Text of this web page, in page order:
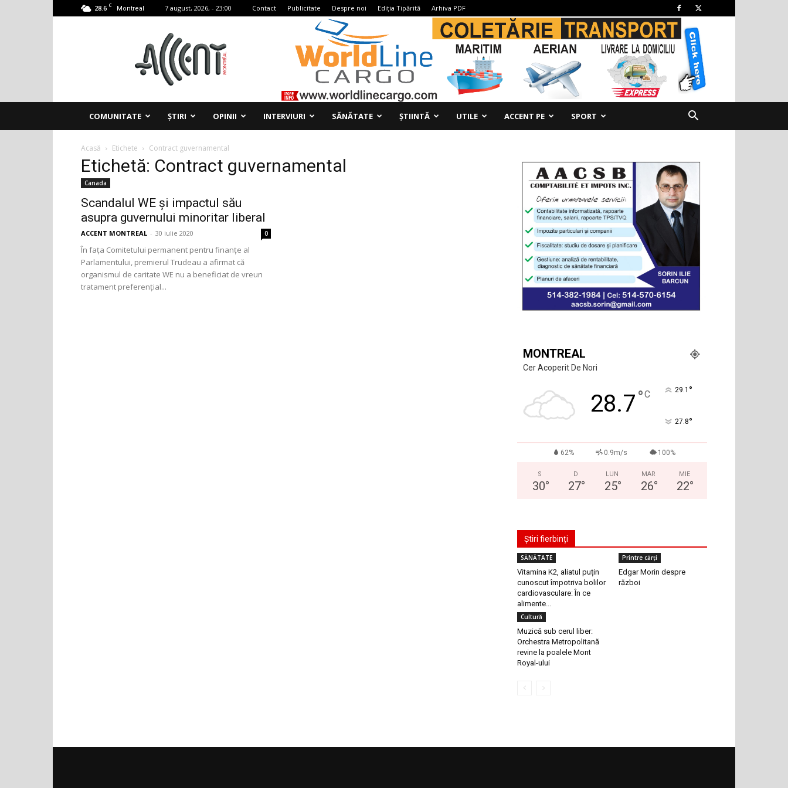
28.6 C Montreal 7 august, 2026, - 23:00 Contact Publicitate Despre noi Ediția Tipărită Arhiva PDF
Montreal
COMUNITATE ȘTIRI OPINII INTERVIURI SĂNĂTATE ȘTIINTĂ UTILE ACCENT PE SPORT
Acasă Etichete Contract guvernamental
Etichetă: Contract guvernamental
Canada
Scandalul WE și impactul său
asupra guvernului minoritar liberal
ACCENT MONTREAL - 30 iulie 2020 0
În fața Comitetului permanent pentru finanțe al
Parlamentului, premierul Trudeau a afirmat că
organismul de caritate WE nu a beneficiat de vreun
tratament preferențial...
MONTREAL
Cer Acoperit De Nori
28.7°C 29.1 °
27.8°
62% 0.9m/s 100%
S
30°
D
27°
LUN
25°
MAR
26°
MIE
22°
Știri fierbinți
SĂNĂTATE
Vitamina K2, aliatul puțin
cunoscut împotriva bolilor
cardiovasculare: În ce
alimente...
Printre cărți
Edgar Morin despre
război
Cultură
Muzică sub cerul liber:
Orchestra Metropolitană
revine la poalele Mont
Royal-ului